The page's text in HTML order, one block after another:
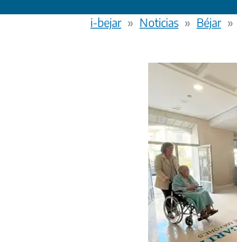
i-bejar Noticias Béjar